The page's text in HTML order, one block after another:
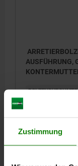
Zustimmung
AUSFÜHRUNG,
GRIFFLÄNGE=31,6
FEDERKRAFT